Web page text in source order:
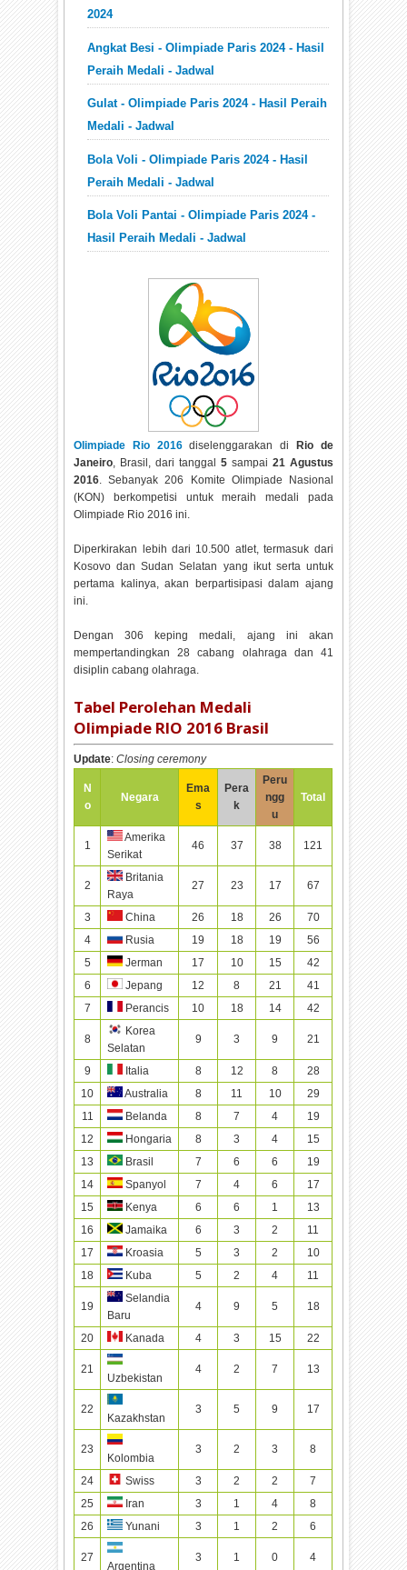
2024
Angkat Besi - Olimpiade Paris 2024 - Hasil
Peraih Medali - Jadwal
Gulat - Olimpiade Paris 2024 - Hasil Peraih
Medali - Jadwal
Bola Voli - Olimpiade Paris 2024 - Hasil
Peraih Medali - Jadwal
Bola Voli Pantai - Olimpiade Paris 2024 -
Hasil Peraih Medali - Jadwal
Olimpiade Rio 2016diselenggarakan di Rio de
Janeiro , Brasil, dari tanggal 5sampai 21 Agustus
2016 . Sebanyak 206 Komite Olimpiade Nasional
(KON) berkompetisi untuk meraih medali pada
Olimpiade Rio 2016 ini.
Diperkirakan lebih dari 10.500 atlet, termasuk dari
Kosovo dan Sudan Selatan yang ikut serta untuk
pertama kalinya, akan berpartisipasi dalam ajang
ini.
Dengan 306 keping medali, ajang ini akan
mempertandingkan 28 cabang olahraga dan 41
disiplin cabang olahraga.
Tabel Perolehan Medali
Olimpiade RIO 2016 Brasil
Update:Closing ceremony
N
o
Negara
Ema
s
Pera
k
Peru
ngg
u
Total
1
Amerika
Serikat
46 37 38 121
2
Britania
Raya
27 23 17 67
3 China 26 18 26
70
4
Rusia 19 18 19
56
5
Jerman 17 10 15
42
6
Jepang 12 8 21
41
7
Perancis 10 18 14 42
8
Korea
Selatan
9 3 9 21
9 Italia 8 12 8
28
10
Australia 8 11 10
29
11
Belanda 8 7 4
19
12
Hongaria 8 3 4
15
13
Brasil 7 6 6
19
14
Spanyol 7 4 6
17
15
Kenya 6 6 1
13
16
Jamaika 6 3 2
11
17
Kroasia 5 3 2
10
18
Kuba 5 2 4 11
19
Selandia
Baru
4 9 5 18
20 Kanada 4 3 15 22
21
Uzbekistan
4 2 7 13
22
Kazakhstan
3 5 9 17
23
Kolombia
3 2 3 8
24 Swiss 3 2 2
7
25
Iran 3 1 4
8
26
Yunani 3 1 2 6
27
Argentina
3 1 0 4